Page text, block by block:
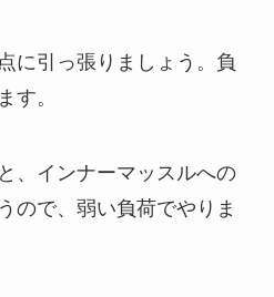
に引っ張りましょう。負
す。
、インナーマッスルへの
ので、弱い負荷でやりま